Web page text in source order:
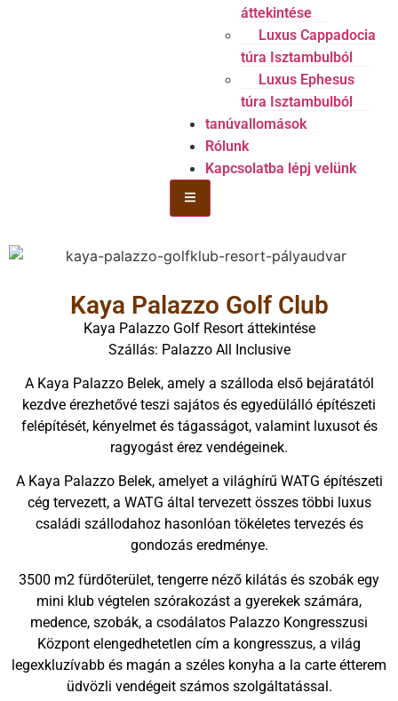
áttekintése
Luxus Cappadocia
túra Isztambulból
Luxus Ephesus
túra Isztambulból
tanúvallomások
Rólunk
Kapcsolatba lépj velünk
Hamburger Toggle menü
Kaya Palazzo Golf Club
Kaya Palazzo Golf Resort áttekintése
Szállás: Palazzo All Inclusive
A Kaya Palazzo Belek, amely a szálloda első bejáratától
kezdve érezhetővé teszi sajátos és egyedülálló építészeti
felépítését, kényelmet és tágasságot, valamint luxusot és
ragyogást érez vendégeinek.
A Kaya Palazzo Belek, amelyet a világhírű WATG építészeti
cég tervezett, a WATG által tervezett összes többi luxus
családi szállodahoz hasonlóan tökéletes tervezés és
gondozás eredménye.
3500 m2 fürdőterület, tengerre néző kilátás és szobák egy
mini klub végtelen szórakozást a gyerekek számára,
medence, szobák, a csodálatos Palazzo Kongresszusi
Központ elengedhetetlen cím a kongresszus, a világ
legexkluzívabb és magán a széles konyha a la carte étterem
üdvözli vendégeit számos szolgáltatással.